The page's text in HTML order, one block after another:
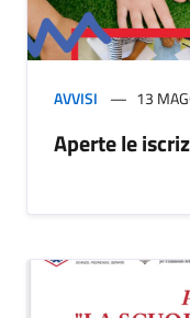
AVVISI 13
Aperte le